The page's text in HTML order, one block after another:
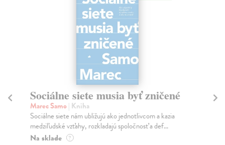
Sociálne siete musia byť zničené
Marec Samo| Kniha
Sociálne siete nám ubližujú ako jednotlivcom a kazia
medziľudské vzťahy, rozkladajú spoločnosť a def...
Na sklade ?